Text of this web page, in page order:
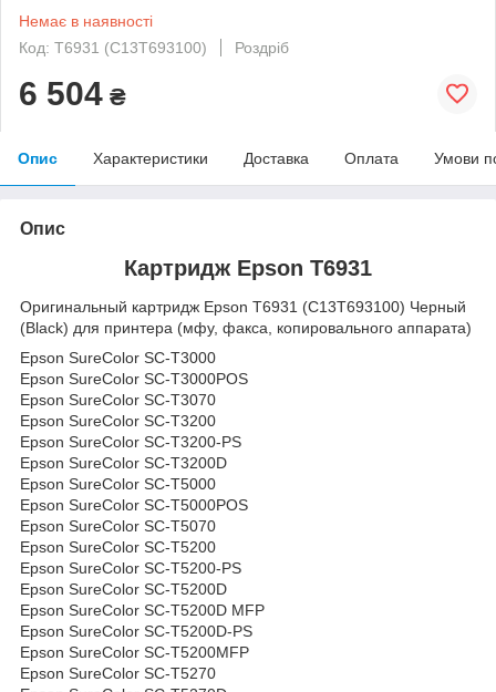
Немає в наявності
Код: T6931 (C13T693100)
Роздріб
6 504 ₴
Опис Характеристики Доставка Оплата Умови
Опис
Картридж Epson T6931
Оригинальный картридж Epson T6931 (C13T693100) Черный
(Black) для принтера (мфу, факса, копировального аппарата)
Epson SureColor SC-T3000
Epson SureColor SC-T3000POS
Epson SureColor SC-T3070
Epson SureColor SC-T3200
Epson SureColor SC-T3200-PS
Epson SureColor SC-T3200D
Epson SureColor SC-T5000
Epson SureColor SC-T5000POS
Epson SureColor SC-T5070
Epson SureColor SC-T5200
Epson SureColor SC-T5200-PS
Epson SureColor SC-T5200D
Epson SureColor SC-T5200D MFP
Epson SureColor SC-T5200D-PS
Epson SureColor SC-T5200MFP
Epson SureColor SC-T5270